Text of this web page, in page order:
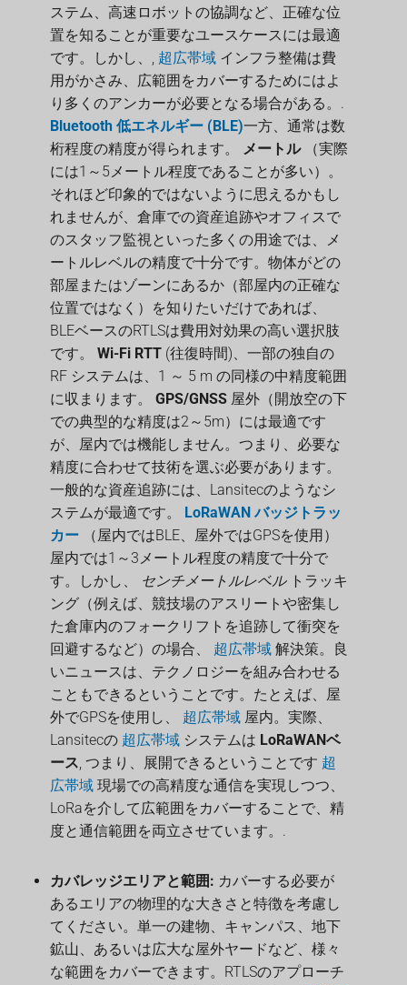
ステム、高速ロボットの協調など、正確な位
置を知ることが重要なユースケースには最適
です。しかし、, 超広帯域 インフラ整備は費
用がかさみ、広範囲をカバーするためにはよ
り多くのアンカーが必要となる場合がある。.
Bluetooth 低エネルギー (BLE)一方、通常は数
桁程度の精度が得られます。 メートル（実際
には1～5メートル程度であることが多い）。
それほど印象的ではないように思えるかもし
れませんが、倉庫での資産追跡やオフィスで
のスタッフ監視といった多くの用途では、メ
ートルレベルの精度で十分です。物体がどの
部屋またはゾーンにあるか（部屋内の正確な
位置ではなく）を知りたいだけであれば、
BLEベースのRTLSは費用対効果の高い選択肢
です。 Wi-Fi RTT (往復時間)、一部の独自の
RF システムは、1 ～ 5 m の同様の中精度範囲
に収まります。 GPS/GNSS 屋外（開放空の下
での典型的な精度は2～5m）には最適です
が、屋内では機能しません。つまり、必要な
精度に合わせて技術を選ぶ必要があります。
一般的な資産追跡には、Lansitecのようなシ
ステムが最適です。
LoRaWAN バッジトラッ
カー （屋内ではBLE、屋外ではGPSを使用）
屋内では1～3メートル程度の精度で十分で
す。しかし、
センチメートルレベルトラッキ
ング（例えば、競技場のアスリートや密集し
た倉庫内のフォークリフトを追跡して衝突を
回避するなど）の場合、 超広帯域 解決策。良
いニュースは、テクノロジーを組み合わせる
こともできるということです。たとえば、屋
外でGPSを使用し、 超広帯域 屋内。実際、
Lansitecの 超広帯域 システムは LoRaWANベ
ース, つまり、展開できるということです 超
広帯域 現場での高精度な通信を実現しつつ、
LoRaを介して広範囲をカバーすることで、精
度と通信範囲を両立させています。.
カバレッジエリアと範囲: カバーする必要が
あるエリアの物理的な大きさと特徴を考慮し
てください。単一の建物、キャンパス、地下
鉱山、あるいは広大な屋外ヤードなど、様々
な範囲をカバーできます。RTLSのアプローチ